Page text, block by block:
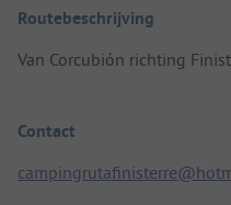
Routebeschrijving
Van Corcubión richting
Contact